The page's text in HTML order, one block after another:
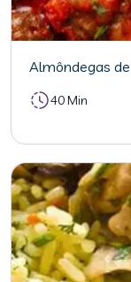
Almôndegas
40 Min